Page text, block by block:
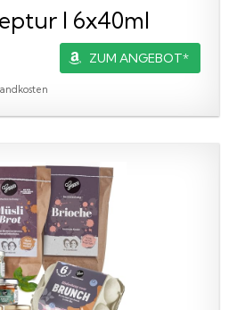
I 6x40ml
ZUM ANGEBOT*